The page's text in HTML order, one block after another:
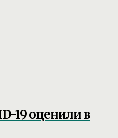
19 оценили в